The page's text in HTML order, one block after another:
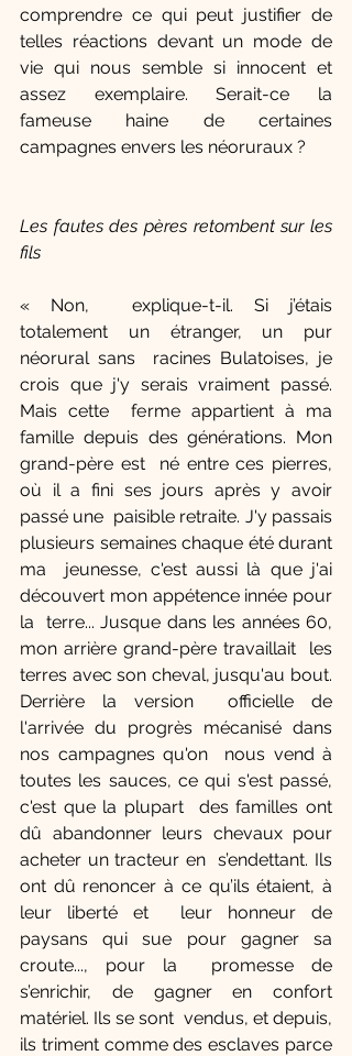
comprendre ce qui peut justifier de
telles réactions devant un mode de
vie qui nous semble si innocent et
assez exemplaire. Serait-ce la
fameuse haine de certaines
campagnes envers les néoruraux ?
Les fautes des pères retombent sur les
fils
« Non,  explique-t-il. Si j’étais
totalement un étranger, un pur
néorural sans  racines Bulatoises, je
crois que j'y serais vraiment passé.
Mais cette  ferme appartient à ma
famille depuis des générations. Mon
grand-père est  né entre ces pierres,
où il a fini ses jours après y avoir
passé une  paisible retraite. J'y passais
plusieurs semaines chaque été durant
ma  jeunesse, c'est aussi là que j'ai
découvert mon appétence innée pour
la  terre... Jusque dans les années 60,
mon arrière grand-père travaillait  les
terres avec son cheval, jusqu'au bout.
Derrière la version  officielle de
l'arrivée du progrès mécanisé dans
nos campagnes qu'on  nous vend à
toutes les sauces, ce qui s'est passé,
c'est que la plupart  des familles ont
dû abandonner leurs chevaux pour
acheter un tracteur en  s’endettant. Ils
ont dû renoncer à ce qu’ils étaient, à
leur liberté et  leur honneur de
paysans qui sue pour gagner sa
croute..., pour la  promesse de
s’enrichir, de gagner en confort
matériel. Ils se sont  vendus, et depuis,
ils triment comme des esclaves parce